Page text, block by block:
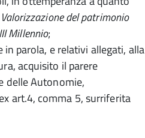
Valorizzazione del patrimonio
Millennio;
parola, e relativi allegati, alla
acquisito il parere
delle Autonomie,
art.4, comma 5, surriferita